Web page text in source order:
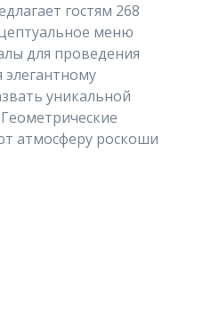
гостям 268
меню
для проведения
уникальной
атмосферу роскоши